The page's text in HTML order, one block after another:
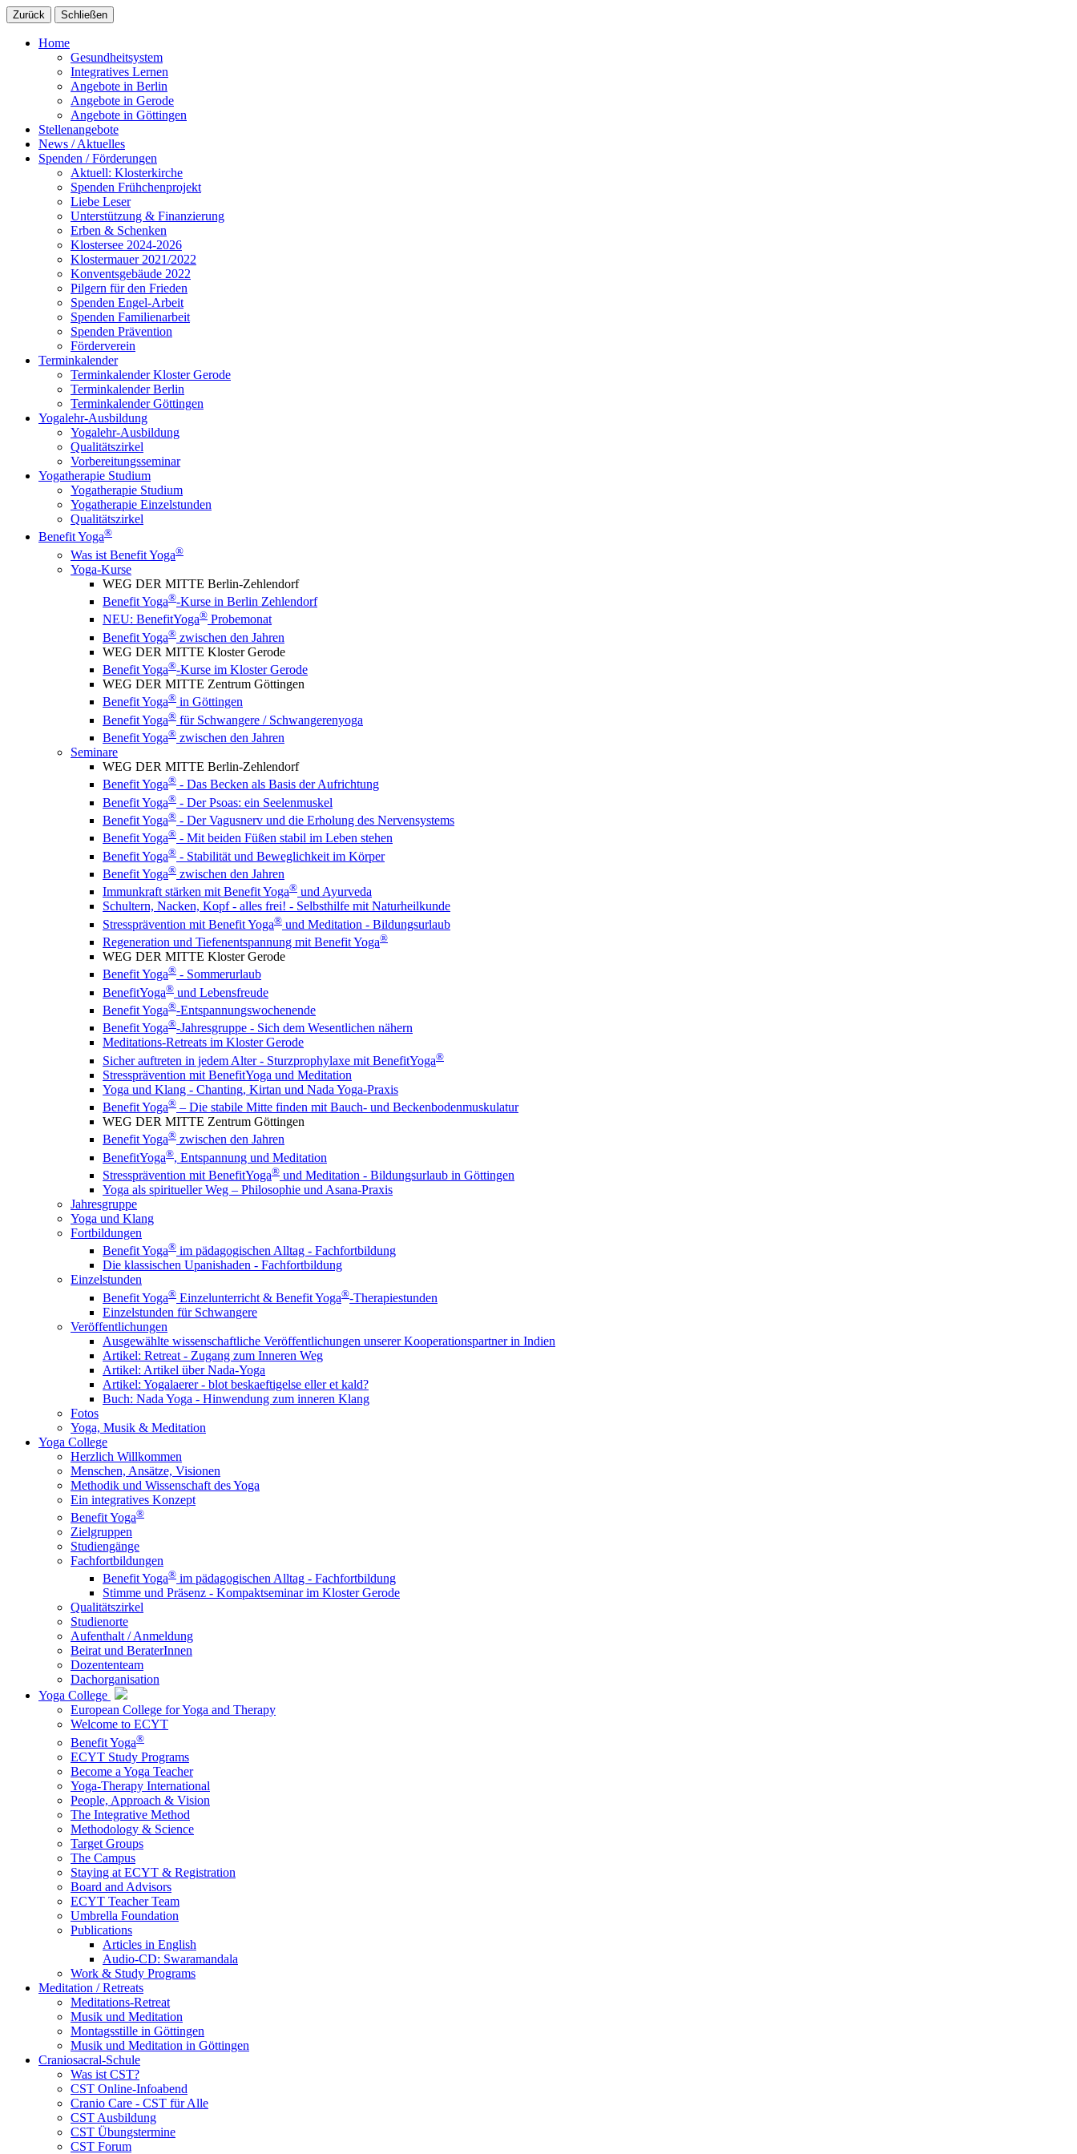
Zurück Schließen
Home
Gesundheitsystem
Integratives Lernen
Angebote in Berlin
Angebote in Gerode
Angebote in Göttingen
Stellenangebote
News / Aktuelles
Spenden / Förderungen
Aktuell: Klosterkirche
Spenden Frühchenprojekt
Liebe Leser
Unterstützung & Finanzierung
Erben & Schenken
Klostersee 2024-2026
Klostermauer 2021/2022
Konventsgebäude 2022
Pilgern für den Frieden
Spenden Engel-Arbeit
Spenden Familienarbeit
Spenden Prävention
Förderverein
Terminkalender
Terminkalender Kloster Gerode
Terminkalender Berlin
Terminkalender Göttingen
Yogalehr-Ausbildung
Yogalehr-Ausbildung
Qualitätszirkel
Vorbereitungsseminar
Yogatherapie Studium
Yogatherapie Studium
Yogatherapie Einzelstunden
Qualitätszirkel
Benefit Yoga®
Was ist Benefit Yoga®
Yoga-Kurse
WEG DER MITTE Berlin-Zehlendorf
Benefit Yoga®-Kurse in Berlin Zehlendorf
NEU: BenefitYoga® Probemonat
Benefit Yoga® zwischen den Jahren
WEG DER MITTE Kloster Gerode
Benefit Yoga®-Kurse im Kloster Gerode
WEG DER MITTE Zentrum Göttingen
Benefit Yoga® in Göttingen
Benefit Yoga® für Schwangere / Schwangerenyoga
Benefit Yoga® zwischen den Jahren
Seminare
WEG DER MITTE Berlin-Zehlendorf
Benefit Yoga® - Das Becken als Basis der Aufrichtung
Benefit Yoga® - Der Psoas: ein Seelenmuskel
Benefit Yoga® - Der Vagusnerv und die Erholung des Nervensystems
Benefit Yoga® - Mit beiden Füßen stabil im Leben stehen
Benefit Yoga® - Stabilität und Beweglichkeit im Körper
Benefit Yoga® zwischen den Jahren
Immunkraft stärken mit Benefit Yoga® und Ayurveda
Schultern, Nacken, Kopf - alles frei! - Selbsthilfe mit Naturheilkunde
Stressprävention mit Benefit Yoga® und Meditation - Bildungsurlaub
Regeneration und Tiefenentspannung mit Benefit Yoga®
WEG DER MITTE Kloster Gerode
Benefit Yoga® - Sommerurlaub
BenefitYoga® und Lebensfreude
Benefit Yoga®-Entspannungswochenende
Benefit Yoga®-Jahresgruppe - Sich dem Wesentlichen nähern
Meditations-Retreats im Kloster Gerode
Sicher auftreten in jedem Alter - Sturzprophylaxe mit BenefitYoga®
Stressprävention mit BenefitYoga und Meditation
Yoga und Klang - Chanting, Kirtan und Nada Yoga-Praxis
Benefit Yoga® – Die stabile Mitte finden mit Bauch- und Beckenbodenmuskulatur
WEG DER MITTE Zentrum Göttingen
Benefit Yoga® zwischen den Jahren
BenefitYoga®, Entspannung und Meditation
Stressprävention mit BenefitYoga® und Meditation - Bildungsurlaub in Göttingen
Yoga als spiritueller Weg – Philosophie und Asana-Praxis
Jahresgruppe
Yoga und Klang
Fortbildungen
Benefit Yoga® im pädagogischen Alltag - Fachfortbildung
Die klassischen Upanishaden - Fachfortbildung
Einzelstunden
Benefit Yoga® Einzelunterricht & Benefit Yoga®-Therapiestunden
Einzelstunden für Schwangere
Veröffentlichungen
Ausgewählte wissenschaftliche Veröffentlichungen unserer Kooperationspartner in Indien
Artikel: Retreat - Zugang zum Inneren Weg
Artikel: Artikel über Nada-Yoga
Artikel: Yogalaerer - blot beskaeftigelse eller et kald?
Buch: Nada Yoga - Hinwendung zum inneren Klang
Fotos
Yoga, Musik & Meditation
Yoga College
Herzlich Willkommen
Menschen, Ansätze, Visionen
Methodik und Wissenschaft des Yoga
Ein integratives Konzept
Benefit Yoga®
Zielgruppen
Studiengänge
Fachfortbildungen
Benefit Yoga® im pädagogischen Alltag - Fachfortbildung
Stimme und Präsenz - Kompaktseminar im Kloster Gerode
Qualitätszirkel
Studienorte
Aufenthalt / Anmeldung
Beirat und BeraterInnen
Dozententeam
Dachorganisation
Yoga College
European College for Yoga and Therapy
Welcome to ECYT
Benefit Yoga®
ECYT Study Programs
Become a Yoga Teacher
Yoga-Therapy International
People, Approach & Vision
The Integrative Method
Methodology & Science
Target Groups
The Campus
Staying at ECYT & Registration
Board and Advisors
ECYT Teacher Team
Umbrella Foundation
Publications
Articles in English
Audio-CD: Swaramandala
Work & Study Programs
Meditation / Retreats
Meditations-Retreat
Musik und Meditation
Montagsstille in Göttingen
Musik und Meditation in Göttingen
Craniosacral-Schule
Was ist CST?
CST Online-Infoabend
Cranio Care - CST für Alle
CST Ausbildung
CST Übungstermine
CST Forum